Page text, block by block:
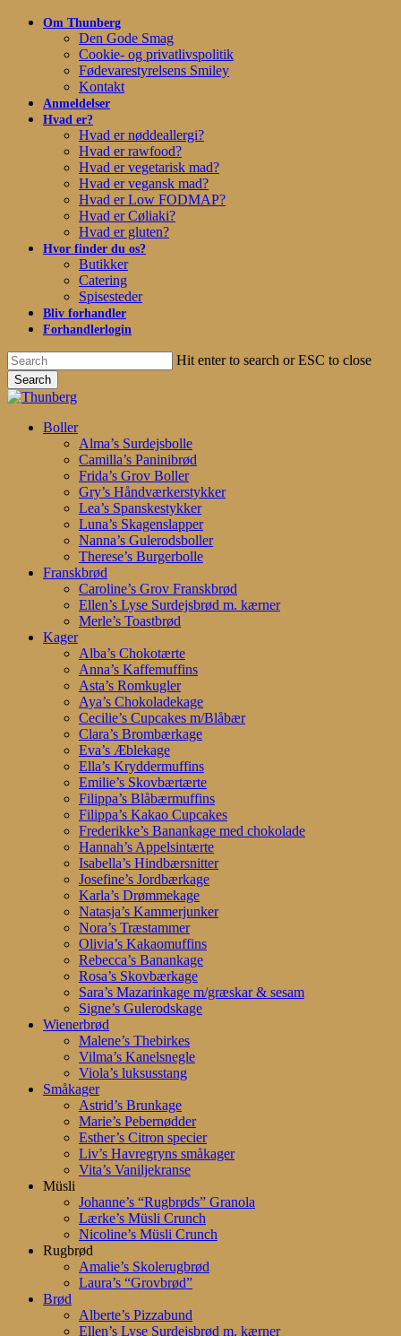
Skip
Om Thunberg
Den Gode Smag
Cookie- og privatlivspolitik
Fødevarestyrelsens Smiley
Kontakt
Anmeldelser
Hvad er?
Hvad er nøddeallergi?
Hvad er rawfood?
Hvad er vegetarisk mad?
Hvad er vegansk mad?
Hvad er Low FODMAP?
Hvad er Cøliaki?
Hvad er gluten?
Hvor finder du os?
Butikker
Catering
Spisesteder
Bliv forhandler
Forhandlerlogin
Hit enter to search or ESC to close
Search
Close
search
account
Menu
Boller
Alma’s Surdejsbolle
Camilla’s Paninibrød
Frida’s Grov Boller
Gry’s Håndværkerstykker
Lea’s Spanskestykker
Luna’s Skagenslapper
Nanna’s Gulerodsboller
Therese’s Burgerbolle
Franskbrød
Caroline’s Grov Franskbrød
Ellen’s Lyse Surdejsbrød m. kærner
Merle’s Toastbrød
Kager
Alba’s Chokotærte
Anna’s Kaffemuffins
Asta’s Romkugler
Aya’s Chokoladekage
Cecilie’s Cupcakes m/Blåbær
Clara’s Brombærkage
Eva’s Æblekage
Ella’s Kryddermuffins
Emilie’s Skovbærtærte
Filippa’s Blåbærmuffins
Filippa’s Kakao Cupcakes
Frederikke’s Banankage med chokolade
Hannah’s Appelsintærte
Isabella’s Hindbærsnitter
Josefine’s Jordbærkage
Karla’s Drømmekage
Natasja’s Kammerjunker
Nora’s Træstammer
Olivia’s Kakaomuffins
Rebecca’s Banankage
Rosa’s Skovbærkage
Sara’s Mazarinkage m/græskar & sesam
Signe’s Gulerodskage
Wienerbrød
Malene’s Thebirkes
Vilma’s Kanelsnegle
Viola’s luksusstang
Småkager
Astrid’s Brunkage
Marie’s Pebernødder
Esther’s Citron specier
Liv’s Havregryns småkager
Vita’s Vaniljekranse
Müsli
Johanne’s “Rugbrøds” Granola
Lærke’s Müsli Crunch
Nicoline’s Müsli Crunch
Rugbrød
Amalie’s Skolerugbrød
Laura’s “Grovbrød”
Brød
Alberte’s Pizzabund
Ellen’s Lyse Surdejsbrød m. kærner